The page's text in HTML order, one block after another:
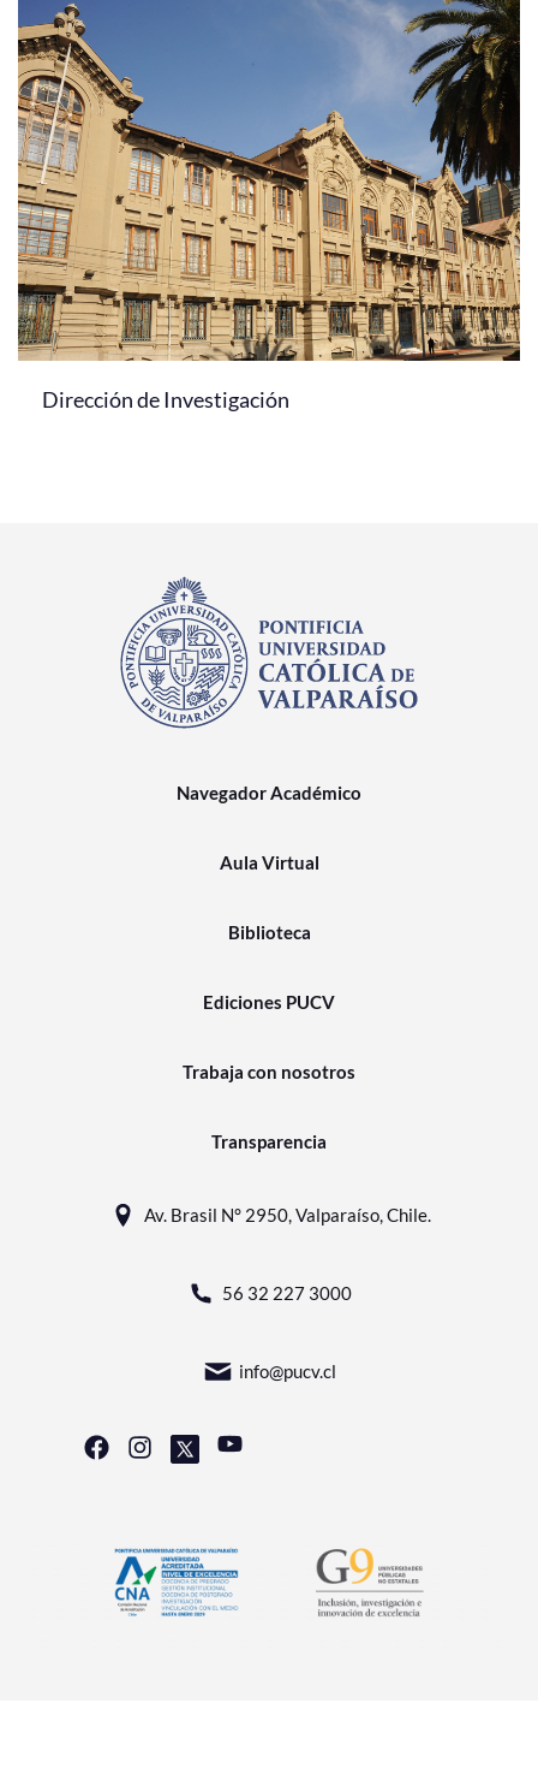
Dirección de Investigación
Navegador Académico
Aula Virtual
Biblioteca
Ediciones PUCV
Trabaja con nosotros
Transparencia
Av. Brasil N° 2950, Valparaíso, Chile.
56 32 227 3000
info@pucv.cl